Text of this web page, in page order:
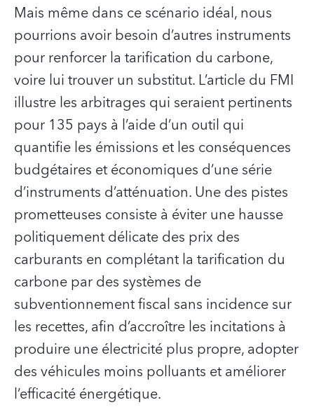
Mais même dans ce scénario idéal, nous
pourrions avoir besoin d’autres instruments
pour renforcer la tarification du carbone,
voire lui trouver un substitut. L’article du FMI
illustre les arbitrages qui seraient pertinents
pour 135 pays à l’aide d’un outil qui
quantifie les émissions et les conséquences
budgétaires et économiques d’une série
d’instruments d’atténuation. Une des pistes
prometteuses consiste à éviter une hausse
politiquement délicate des prix des
carburants en complétant la tarification du
carbone par des systèmes de
subventionnement fiscal sans incidence sur
les recettes, afin d’accroître les incitations à
produire une électricité plus propre, adopter
des véhicules moins polluants et améliorer
l’efficacité énergétique.